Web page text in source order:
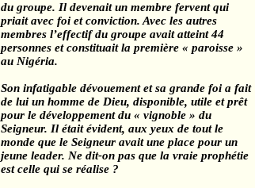
du groupe. Il devenait un membre fervent qui
priait avec foi et conviction. Avec les autres
membres l’effectif du groupe avait atteint 44
personnes et constituait la première « paroisse »
au Nigéria.
Son infatigable dévouement et sa grande foia fait
de lui un homme de Dieu, disponible, utile et prêt
pour le développement du « vignoble » du
Seigneur. Il était évident, aux yeux de tout le
monde que le Seigneur avait une place pour un
jeune leader. Ne dit-on pas que la vraie prophétie
est celle qui se réalise ?